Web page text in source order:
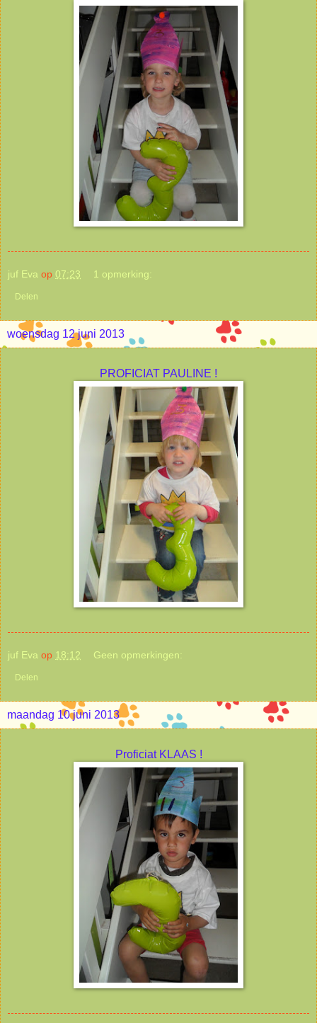
juf Eva op 07:23 1 opmerking:
Delen
woensdag 12 juni 2013
PROFICIAT PAULINE !
juf Eva op 18:12 Geen opmerkingen:
Delen
maandag 10 juni 2013
Proficiat KLAAS !